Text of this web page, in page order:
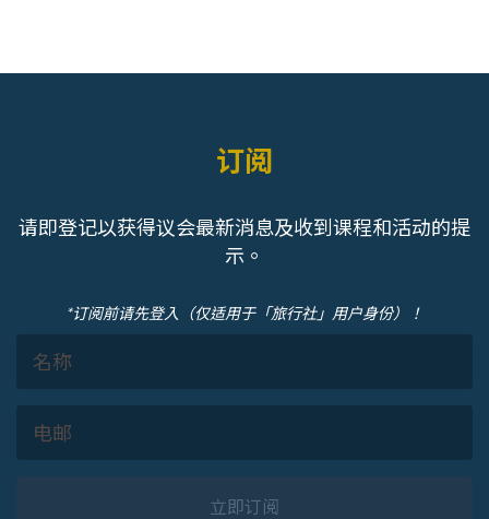
订阅
请即登记以获得议会最新消息及收到课程和活动的提
示。
*订阅前请先登入（仅适用于「旅行社」用户身份）！
立即订阅